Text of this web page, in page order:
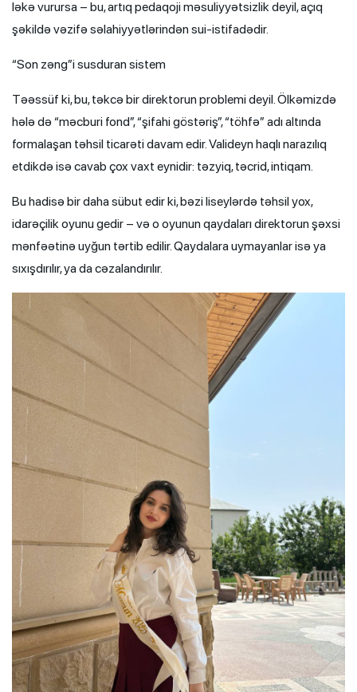
ləkə vurursa – bu, artıq pedaqoji məsuliyyətsizlik deyil, açıq
şəkildə vəzifə səlahiyyətlərindən sui-istifadədir.
“Son zəng”i susduran sistem
Təəssüf ki, bu, təkcə bir direktorun problemi deyil. Ölkəmizdə
hələ də “məcburi fond”, “şifahi göstəriş”, “töhfə” adı altında
formalaşan təhsil ticarəti davam edir. Valideyn haqlı narazılıq
etdikdə isə cavab çox vaxt eynidir: təzyiq, təcrid, intiqam.
Bu hadisə bir daha sübut edir ki, bəzi liseylərdə təhsil yox,
idarəçilik oyunu gedir – və o oyunun qaydaları direktorun şəxsi
mənfəətinə uyğun tərtib edilir. Qaydalara uymayanlar isə ya
sıxışdırılır, ya da cəzalandırılır.